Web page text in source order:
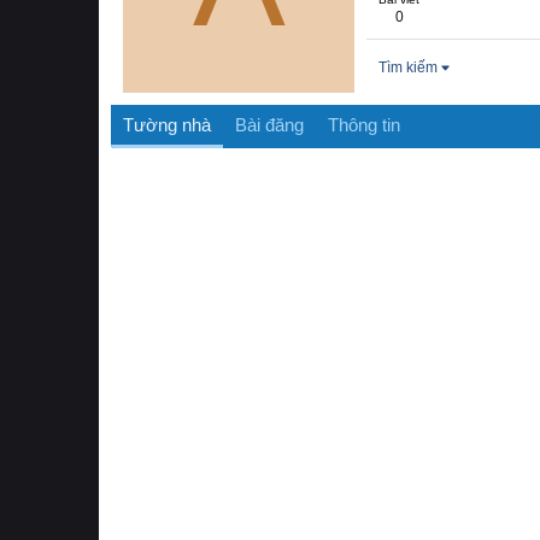
0
Tìm kiếm
Tường nhà Bài đăng Thông tin